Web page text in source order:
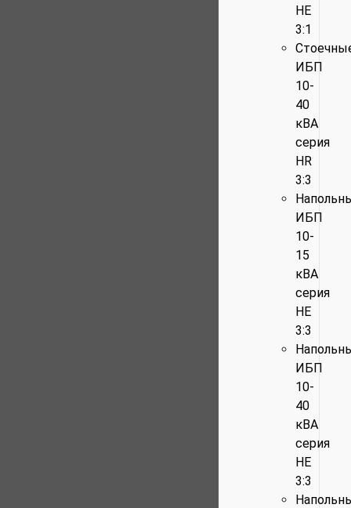
HE
3:1
ИБП
10-
40
кВА
серия
HR
3:3
ИБП
10-
15
кВА
серия
HE
3:3
ИБП
10-
40
кВА
серия
HE
3:3